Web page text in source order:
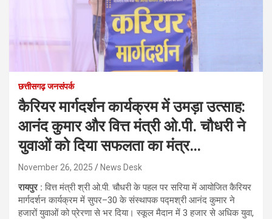
छत्तीसगढ़ जनसंपर्क
कैरियर मार्गदर्शन कार्यक्रम में उमड़ा उत्साह:
आनंद कुमार और वित्त मंत्री ओ.पी. चौधरी ने
युवाओं को दिया सफलता का मंत्र…
November 26, 2025 News Desk
रायपुर :वित्त मंत्री श्री ओ.पी. चौधरी के पहल पर सरिया में आयोजित कैरियर
मार्गदर्शन कार्यक्रम में सुपर–30 के संस्थापक पद्मश्री आनंद कुमार ने
हजारों युवाओं को प्रेरणा से भर दिया। स्कूल मैदान में 3 हजार से अधिक युवा,